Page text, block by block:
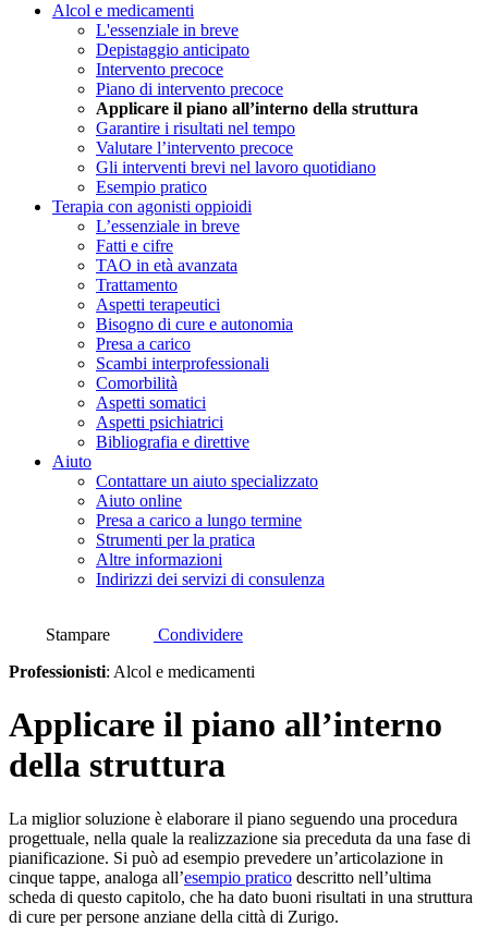
Alcol e medicamenti
L'essenziale in breve
Depistaggio anticipato
Intervento precoce
Piano di intervento precoce
Applicare il piano all’interno della struttura
Garantire i risultati nel tempo
Valutare l’intervento precoce
Gli interventi brevi nel lavoro quotidiano
Esempio pratico
Terapia con agonisti oppioidi
L’essenziale in breve
Fatti e cifre
TAO in età avanzata
Trattamento
Aspetti terapeutici
Bisogno di cure e autonomia
Presa a carico
Scambi interprofessionali
Comorbilità
Aspetti somatici
Aspetti psichiatrici
Bibliografia e direttive
Aiuto
Contattare un aiuto specializzato
Aiuto online
Presa a carico a lungo termine
Strumenti per la pratica
Altre informazioni
Indirizzi dei servizi di consulenza
Stampare
Condividere
Professionisti: Alcol e medicamenti
Applicare il piano all’interno
della struttura
La miglior soluzione è elaborare il piano seguendo una procedura
progettuale, nella quale la realizzazione sia preceduta da una fase di
pianificazione. Si può ad esempio prevedere un’articolazione in
cinque tappe, analoga all’esempio pratico descritto nell’ultima
scheda di questo capitolo, che ha dato buoni risultati in una struttura
di cure per persone anziane della città di Zurigo.